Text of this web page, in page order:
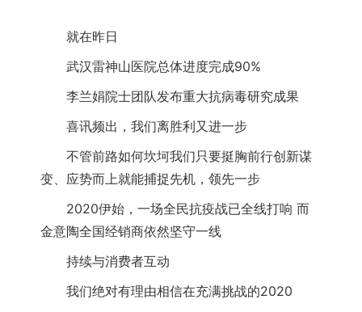
就在昨日
武汉雷神山医院总体进度完成90%
李兰娟院士团队发布重大抗病毒研究成果
喜讯频出，我们离胜利又进一步
不管前路如何坎坷我们只要挺胸前行创新谋
变、应势而上就能捕捉先机，领先一步
2020伊始，一场全民抗疫战已全线打响 而
金意陶全国经销商依然坚守一线
持续与消费者互动
我们绝对有理由相信在充满挑战的2020